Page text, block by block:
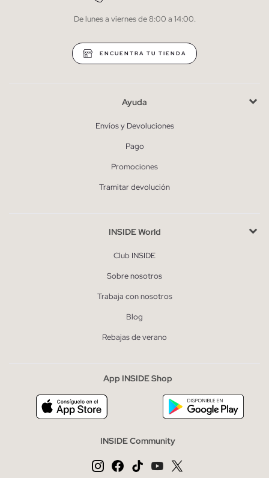
* Puedes cancelar la suscripción en cualquier momento.
De lunes a viernes de 8:00 a 14:00.
ENCUENTRA TU TIENDA
Ayuda
Envíos y Devoluciones
Pago
Promociones
Tramitar devolución
INSIDE World
Club INSIDE
Sobre nosotros
Trabaja con nosotros
Blog
Rebajas de verano
App INSIDE Shop
INSIDE Community